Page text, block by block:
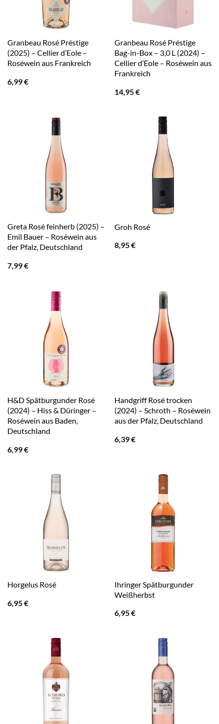
Granbeau Rosé Préstige
(2025) – Cellier d’Eole –
Roséwein aus Frankreich
6,99€
Granbeau Rosé Préstige
Bag-in-Box – 3,0 L (2024) –
Cellier d’Eole – Roséwein aus
Frankreich
14,95€
Greta Rosé feinherb (2025) –
Emil Bauer – Roséwein aus
der Pfalz, Deutschland
7,99€
Groh Rosé
8,95€
H&D Spätburgunder Rosé
(2024) – Hiss & Düringer –
Roséwein aus Baden,
Deutschland
6,99€
Handgriff Rosé trocken
(2024) – Schroth – Roséwein
aus der Pfalz, Deutschland
6,39€
Horgelus Rosé
6,95€
Ihringer Spätburgunder
Weißherbst
6,95€